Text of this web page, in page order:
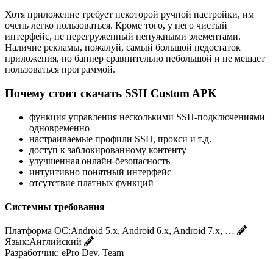
Хотя приложение требует некоторой ручной настройки, им
очень легко пользоваться. Кроме того, у него чистый
интерфейс, не перегруженный ненужными элементами.
Наличие рекламы, пожалуй, самый большой недостаток
приложения, но баннер сравнительно небольшой и не мешает
пользоваться программой.
Почему стоит скачать SSH Custom APK
функция управления несколькими SSH-подключениями
одновременно
настраиваемые профили SSH, прокси и т.д.
доступ к заблокированному контенту
улучшенная онлайн-безопасность
интуитивно понятный интерфейс
отсутствие платных функций
Системны требования
Платформа ОС:Android 5.x, Android 6.x, Android 7.x, …
Язык:Английский
Разработчик: ePro Dev. Team